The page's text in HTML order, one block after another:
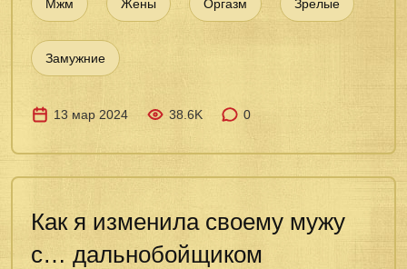
Мжм Жены Оргазм Зрелые
Замужние
13 мар 2024 38.6K 0
Как я изменила своему мужу
с… дальнобойщиком